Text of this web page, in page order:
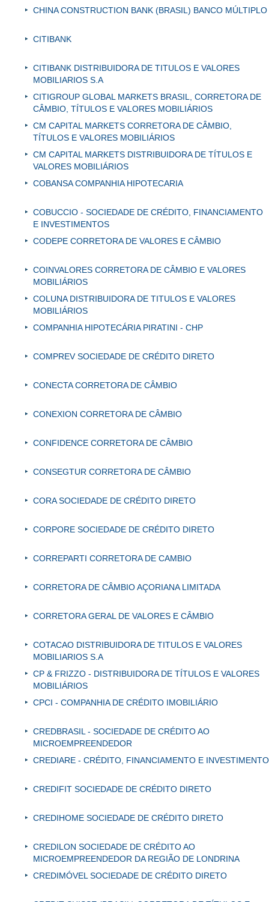
CHINA CONSTRUCTION BANK (BRASIL) BANCO MÚLTIPLO
CITIBANK
CITIBANK DISTRIBUIDORA DE TITULOS E VALORES
MOBILIARIOS S.A
CITIGROUP GLOBAL MARKETS BRASIL, CORRETORA DE
CÂMBIO, TÍTULOS E VALORES MOBILIÁRIOS
CM CAPITAL MARKETS CORRETORA DE CÂMBIO,
TÍTULOS E VALORES MOBILIÁRIOS
CM CAPITAL MARKETS DISTRIBUIDORA DE TÍTULOS E
VALORES MOBILIÁRIOS
COBANSA COMPANHIA HIPOTECARIA
COBUCCIO - SOCIEDADE DE CRÉDITO, FINANCIAMENTO
E INVESTIMENTOS
CODEPE CORRETORA DE VALORES E CÂMBIO
COINVALORES CORRETORA DE CÂMBIO E VALORES
MOBILIÁRIOS
COLUNA DISTRIBUIDORA DE TITULOS E VALORES
MOBILIÁRIOS
COMPANHIA HIPOTECÁRIA PIRATINI - CHP
COMPREV SOCIEDADE DE CRÉDITO DIRETO
CONECTA CORRETORA DE CÂMBIO
CONEXION CORRETORA DE CÂMBIO
CONFIDENCE CORRETORA DE CÂMBIO
CONSEGTUR CORRETORA DE CÂMBIO
CORA SOCIEDADE DE CRÉDITO DIRETO
CORPORE SOCIEDADE DE CRÉDITO DIRETO
CORREPARTI CORRETORA DE CAMBIO
CORRETORA DE CÂMBIO AÇORIANA LIMITADA
CORRETORA GERAL DE VALORES E CÂMBIO
COTACAO DISTRIBUIDORA DE TITULOS E VALORES
MOBILIARIOS S.A
CP & FRIZZO - DISTRIBUIDORA DE TÍTULOS E VALORES
MOBILIÁRIOS
CPCI - COMPANHIA DE CRÉDITO IMOBILIÁRIO
CREDBRASIL - SOCIEDADE DE CRÉDITO AO
MICROEMPREENDEDOR
CREDIARE - CRÉDITO, FINANCIAMENTO E INVESTIMENTO
CREDIFIT SOCIEDADE DE CRÉDITO DIRETO
CREDIHOME SOCIEDADE DE CRÉDITO DIRETO
CREDILON SOCIEDADE DE CRÉDITO AO
MICROEMPREENDEDOR DA REGIÃO DE LONDRINA
CREDIMÓVEL SOCIEDADE DE CRÉDITO DIRETO